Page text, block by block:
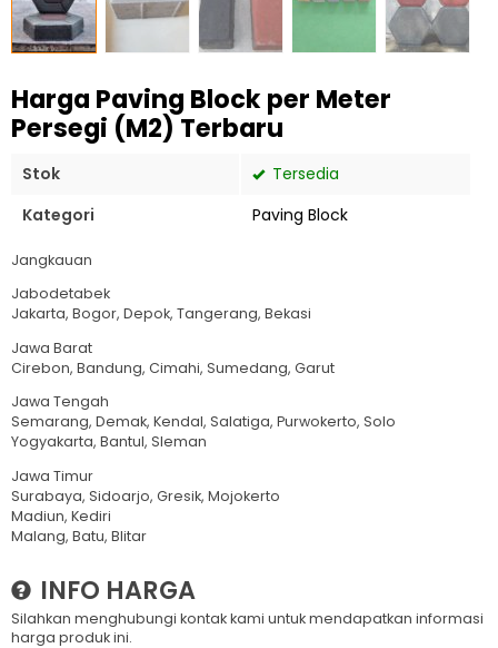
Harga Paving Block per Meter
Persegi (M2) Terbaru
Stok
Tersedia
Kategori
Paving Block
Jangkauan
Jabodetabek
Jakarta, Bogor, Depok, Tangerang, Bekasi
Jawa Barat
Cirebon, Bandung, Cimahi, Sumedang, Garut
Jawa Tengah
Semarang, Demak, Kendal, Salatiga, Purwokerto, Solo
Yogyakarta, Bantul, Sleman
Jawa Timur
Surabaya, Sidoarjo, Gresik, Mojokerto
Madiun, Kediri
Malang, Batu, Blitar
INFO HARGA
Silahkan menghubungi kontak kami untuk mendapatkan informasi
harga produk ini.